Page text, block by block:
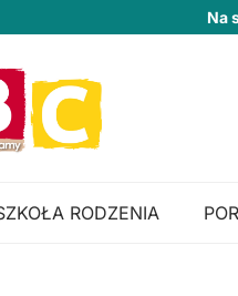
Na
RODZENIA